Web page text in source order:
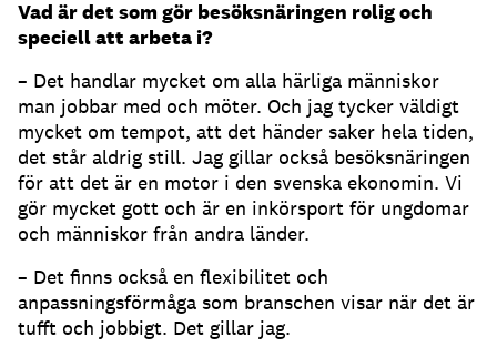
Vad är det som gör besöksnäringen rolig och
speciell att arbeta i?
– Det handlar mycket om alla härliga människor
man jobbar med och möter. Och jag tycker väldigt
mycket om tempot, att det händer saker hela tiden,
det står aldrig still. Jag gillar också besöksnäringen
för att det är en motor i den svenska ekonomin. Vi
gör mycket gott och är en inkörsport för ungdomar
och människor från andra länder.
– Det finns också en flexibilitet och
anpassningsförmåga som branschen visar när det är
tufft och jobbigt. Det gillar jag.